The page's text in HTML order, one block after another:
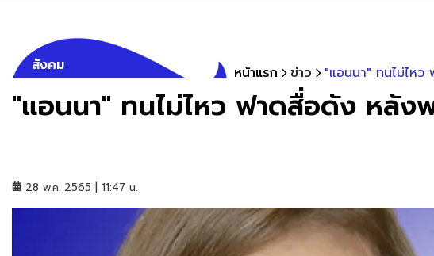
สังคม หน้าแรก ข่าว "แอนนา" ทนไม่ไห
"แอนนา" ทนไม่ไหว ฟาดสื่อดัง หลัง
28 พ.ค. 2565 | 11:47 น.